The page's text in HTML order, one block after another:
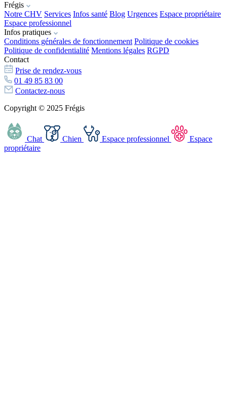
Frégis
Notre CHV Services Infos santé Blog Urgences Espace propriétaire
Espace professionnel
Infos pratiques
Conditions générales de fonctionnement Politique de cookies
Politique de confidentialité Mentions légales RGPD
Contact
Prise de rendez-vous
01 49 85 83 00
Contactez-nous
Copyright © 2025 Frégis
Chat Chien Espace professionnel
Espace
propriétaire